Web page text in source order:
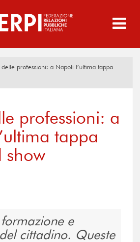
delle professioni: a Napoli l’ultima tappa
professioni: a
tappa
show
e
cittadino. Queste